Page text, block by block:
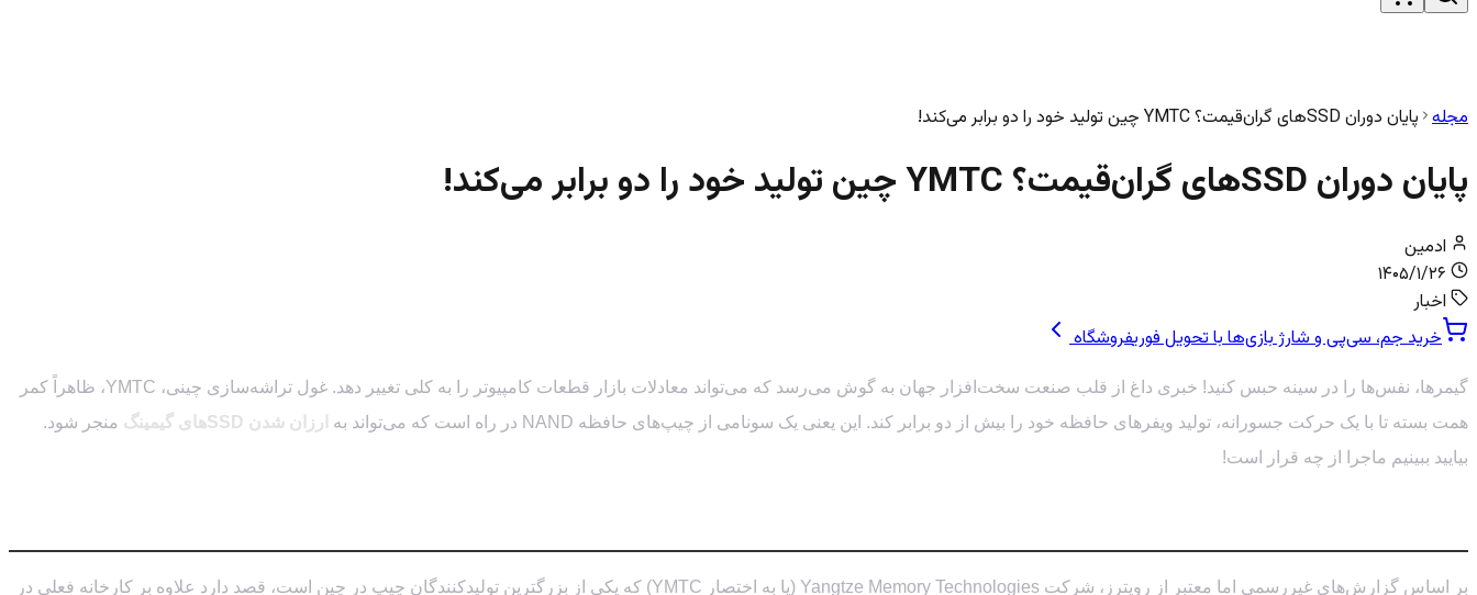
مجله پایان دوران SSDهای گران‌قیمت؟ YMTC چین تولید خود را دو برابر می‌کند!
پایان دوران SSDهای گران‌قیمت؟ YMTC چین تولید خود را دو برابر می‌کند!
ادمین
۱۴۰۵/۱/۲۶
اخبار
خرید جم، سی‌پی و شارژ بازی‌ها با تحویل فوریفروشگاه
گیمرها، نفس‌ها را در سینه حبس کنید! خبری داغ از قلب صنعت سخت‌افزار جهان به گوش می‌رسد که می‌تواند معادلات بازار قطعات کامپیوتر را به کلی تغییر دهد. غول تراشه‌سازی چینی، YMTC، ظاهراً کمر
همت بسته تا با یک حرکت جسورانه، تولید ویفرهای حافظه خود را بیش از دو برابر کند. این یعنی یک سونامی از چیپ‌های حافظه NAND در راه است که می‌تواند به
ارزان شدن SSDهای گیمینگ
منجر شود.
بیایید ببینیم ماجرا از چه قرار است!
بر اساس گزارش‌های غیررسمی اما معتبر از رویترز، شرکت Yangtze Memory Technologies (یا به اختصار YMTC) که یکی از بزرگترین تولیدکنندگان چیپ در چین است، قصد دارد علاوه بر کارخانه فعلی در